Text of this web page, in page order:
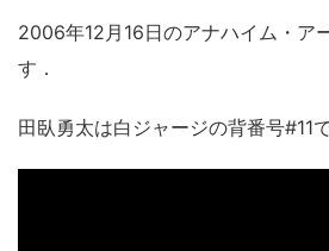
2006年12月16日のアナハイム・ア
す．
田臥勇太は白ジャージの背番号#11